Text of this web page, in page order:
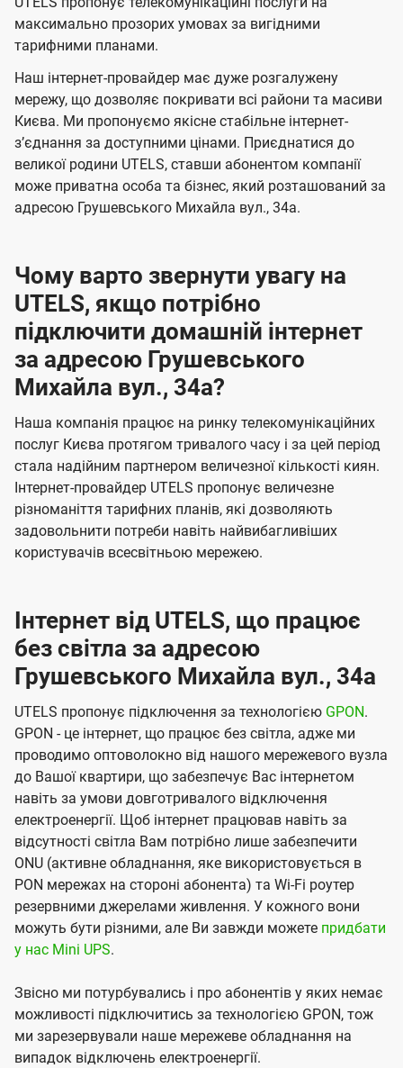
ї
U
t
e
l
s
ч
е
н
н
я
ч
н
н
я
максимально прозорих умовах за вигідними
тарифними планами.
Наш інтернет-провайдер має дуже розгалужену
мережу, що дозволяє покривати всі райони та масиви
Києва. Ми пропонуємо якісне стабільне інтернет-
зʼєднання за доступними цінами. Приєднатися до
великої родини UTELS, ставши абонентом компанії
може приватна особа та бізнес, який розташований за
адресою Грушевського Михайла вул., 34а.
Чому варто звернути увагу на
UTELS, якщо потрібно
підключити домашній інтернет
за адресою Грушевського
Михайла вул., 34а?
Наша компанія працює на ринку телекомунікаційних
послуг Києва протягом тривалого часу і за цей період
стала надійним партнером величезної кількості киян.
Інтернет-провайдер UTELS пропонує величезне
різноманіття тарифних планів, які дозволяють
задовольнити потреби навіть найвибагливіших
користувачів всесвітньою мережею.
Інтернет від UTELS, що працює
без світла за адресою
Грушевського Михайла вул., 34а
UTELS пропонує підключення за технологією GPON.
GPON - це інтернет, що працює без світла, адже ми
проводимо оптоволокно від нашого мережевого вузла
до Вашої квартири, що забезпечує Вас інтернетом
навіть за умови довготривалого відключення
електроенергії. Щоб інтернет працював навіть за
відсутності світла Вам потрібно лише забезпечити
ONU (активне обладнання, яке використовується в
PON мережах на стороні абонента) та Wi-Fi роутер
резервними джерелами живлення. У кожного вони
можуть бути різними, але Ви завжди можете придбати
у нас Mini UPS.
Звісно ми потурбувались і про абонентів у яких немає
можливості підключитись за технологією GPON, тож
ми зарезервували наше мережеве обладнання на
випадок відключень електроенергії.